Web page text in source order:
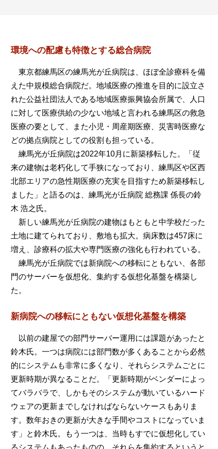
環境への配慮も特徴とする総合病院
東京都練馬区の練馬光が丘病院は、ほぼ全診療科を備
えた中規模総合病院だ。地域医療の推進を目的に設立さ
れた公益社団法人である地域医療振興協会所属で、人口
に対して医療供給の少ない地域と言われる練馬区の救急
医療の要として、また小児・周産期医療、災害時医療な
どの拠点病院としての役割も担っている。
練馬光が丘病院は2022年10月に新築移転した。「従
来の建物は老朽化して手狭になっており、練馬区や区西
北部エリアの急性期医療の充実を目指すため新築移転し
ました」と語るのは、練馬光が丘病院 総務課 係長の鈴
木 浩之氏。
新しい練馬光が丘病院の建物はもともと中学校だった
土地に建てられており、敷地も拡大。病床数は457床に
増え、診療科の拡大や専門医療の強化も行われている。
練馬光が丘病院では新病院への移転にともない、各部
門のサーバーを仮想化、集約する仮想化基盤を構築し
た。
新病院への移転にともない仮想化基盤を構築
以前の建屋での部門サーバー運用には課題があったと
鈴木氏。一つは病院には部門数が多くあることから必然
的にシステムも非常に多くなり、それらシステムごとに
更新時期が異なることだ。「更新時期がベンダーによっ
てバラバラで、しかもそのシステムが動いているハード
ウェアの更新までしなければならないケースもありま
す。数年おきの更新が大きな手間やコストになっていま
す」と鈴木氏。もう一つは、当時もすでに仮想化してい
るシステムもあったものの、それらを集約するというと